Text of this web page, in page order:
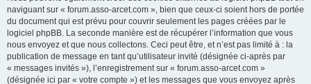
naviguant sur « forum.asso-arcet.com », bien que ceux-ci soient hors de portée
du document qui est prévu pour couvrir seulement les pages créées par le
logiciel phpBB. La seconde manière est de récupérer l’information que vous
nous envoyez et que nous collectons. Ceci peut être, et n’est pas limité à : la
publication de message en tant qu’utilisateur invité (désignée ci-après par
« messages invités »), l’enregistrement sur « forum.asso-arcet.com »
(désignée ici par « votre compte ») et les messages que vous envoyez après